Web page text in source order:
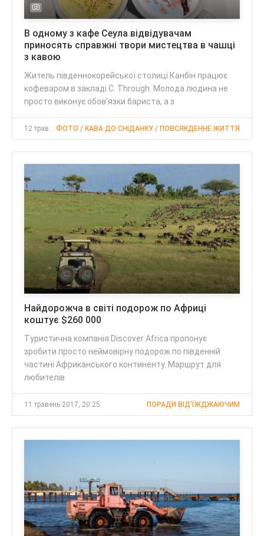
В одному з кафе Сеула відвідувачам
приносять справжні твори мистецтва в чашці
з кавою
Житель південнокорейської столиці Канбін працює
кофеваром в закладі C. Through. Молода людина не
просто виконує обов'язки бариста, а з
12 травень 2017, 16:30 ФОТО / КАВА ДО СНІДАНКУ / ПОВСЯКДЕННЕ ЖИТТЯ
Найдорожча в світі подорож по Африці
коштує $260 000
Туристична компанія Discover Africa пропонує
зробити просто неймовірну подорож по південній
частині Африканського континенту. Маршрут для
любителів
11 травень 2017, 20:25 ПОРАДИ ВІД'ЇЖДЖАЮЧИМ